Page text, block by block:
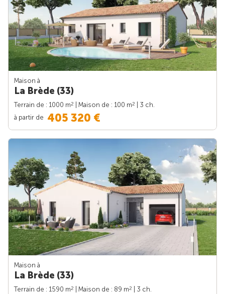
Maison à
La Brède (33)
Terrain de : 1000 m2 | Maison de : 100 m2
| 3 ch.
à partir de 405 320 €
Maison à
La Brède (33)
Terrain de : 1590 m2 | Maison de : 89 m2
| 3 ch.